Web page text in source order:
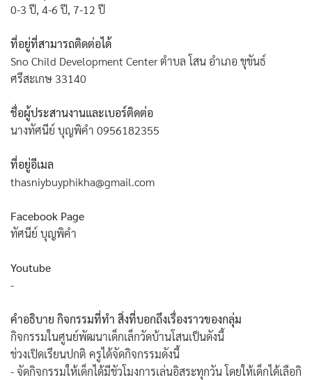
0-3 ปี, 4-6 ปี, 7-12 ปี
ที่อยู่ที่สามารถติดต่อได้
Sno Child Development Center ตำบล โสน อำเภอ ขุขันธ์
ศรีสะเกษ 33140
ชื่อผู้ประสานงานและเบอร์ติดต่อ
นางทัศนีย์ บุญพิคำ 0956182355
ที่อยู่อีเมล
thasniybuyphikha@gmail.com
Facebook Page
ทัศนีย์ บุญพิคำ
Youtube
-
คำอธิบาย กิจกรรมที่ทำ สิ่งที่บอกถึงเรื่องราวของกลุ่ม
กิจกรรมในศูนย์พัฒนาเด็กเล็กวัดบ้านโสนเป็นดังนี้
ช่วงเปิดเรียนปกติ ครูได้จัดกิจกรรมดังนี้
- จัดกิจกรรมให้เด็กได้มีชัวโมงการเล่นอิสระทุกวัน โดยให้เด็กได้เลือกิ